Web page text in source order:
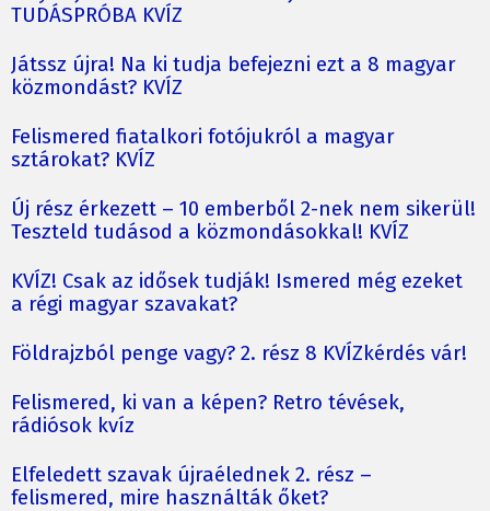
TUDÁSPRÓBA KVÍZ
Játssz újra! Na ki tudja befejezni ezt a 8 magyar
közmondást? KVÍZ
Felismered fiatalkori fotójukról a magyar
sztárokat? KVÍZ
Új rész érkezett – 10 emberből 2-nek nem sikerül!
Teszteld tudásod a közmondásokkal! KVÍZ
KVÍZ! Csak az idősek tudják! Ismered még ezeket
a régi magyar szavakat?
Földrajzból penge vagy? 2. rész 8 KVÍZkérdés vár!
Felismered, ki van a képen? Retro tévések,
rádiósok kvíz
Elfeledett szavak újraélednek 2. rész –
felismered, mire használták őket?